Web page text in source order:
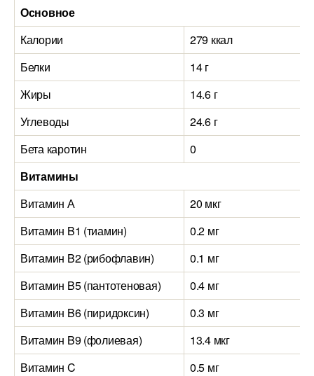
Основное
Калории
279 ккал
Белки
14 г
Жиры
14.6 г
Углеводы
24.6 г
Бета каротин
0
Витамины
Витамин А
20 мкг
Витамин B1 (тиамин)
0.2 мг
Витамин B2 (рибофлавин)
0.1 мг
Витамин B5 (пантотеновая)
0.4 мг
Витамин B6 (пиридоксин)
0.3 мг
Витамин B9 (фолиевая)
13.4 мкг
Витамин C
0.5 мг